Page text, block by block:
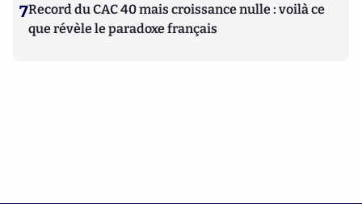
7Record du CAC 40 mais croissance nulle : voilà ce
que révèle le paradoxe français